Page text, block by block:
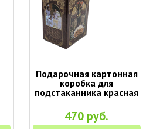
Подарочная картонная
коробка для
подстаканника красная
470 руб.